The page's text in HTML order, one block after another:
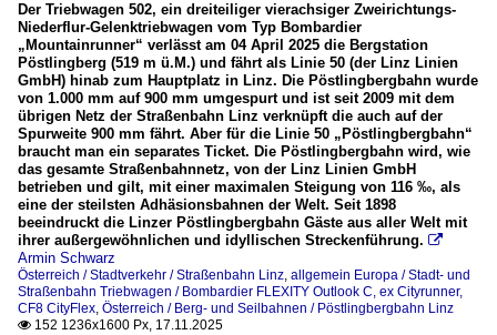
Der Triebwagen 502, ein dreiteiliger vierachsiger Zweirichtungs-
Niederflur-Gelenktriebwagen vom Typ Bombardier
„Mountainrunner“ verlässt am 04 April 2025 die Bergstation
Pöstlingberg (519 m ü.M.) und fährt als Linie 50 (der Linz Linien
GmbH) hinab zum Hauptplatz in Linz. Die Pöstlingbergbahn wurde
von 1.000 mm auf 900 mm umgespurt und ist seit 2009 mit dem
übrigen Netz der Straßenbahn Linz verknüpft die auch auf der
Spurweite 900 mm fährt. Aber für die Linie 50 „Pöstlingbergbahn“
braucht man ein separates Ticket. Die Pöstlingbergbahn wird, wie
das gesamte Straßenbahnnetz, von der Linz Linien GmbH
betrieben und gilt, mit einer maximalen Steigung von 116 ‰, als
eine der steilsten Adhäsionsbahnen der Welt. Seit 1898
beeindruckt die Linzer Pöstlingbergbahn Gäste aus aller Welt mit
ihrer außergewöhnlichen und idyllischen Streckenführung. 
Armin Schwarz
Österreich / Stadtverkehr / Straßenbahn Linz, allgemein Europa / Stadt- und
Straßenbahn Triebwagen / Bombardier FLEXITY Outlook C, ex Cityrunner,
CF8 CityFlex, Österreich / Berg- und Seilbahnen / Pöstlingbergbahn Linz
 152 1236x1600 Px, 17.11.2025